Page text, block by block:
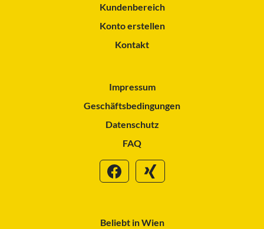
Kundenbereich
Konto erstellen
Kontakt
Impressum
Geschäftsbedingungen
Datenschutz
FAQ
Beliebt in Wien